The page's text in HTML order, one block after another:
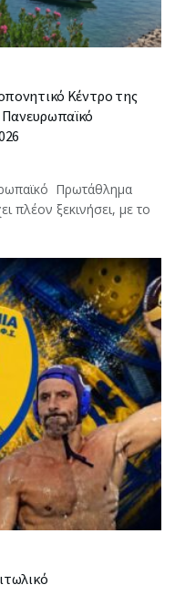
Κέντρο της
Πανευρωπαϊκό
Πρωτάθλημα
πλέον ξεκινήσει, με το